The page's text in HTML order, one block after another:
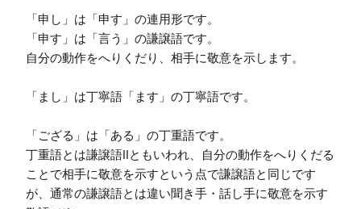
「申し」は「申す」の連用形です。
「申す」は「言う」の謙譲語です。
自分の動作をへりくだり、相手に敬意を示します。
「まし」は丁寧語「ます」の丁寧語です。
「ござる」は「ある」の丁重語です。
丁重語とは謙譲語Ⅱともいわれ、自分の動作をへりくだる
ことで相手に敬意を示すという点で謙譲語と同じです
が、通常の謙譲語とは違い聞き手・話し手に敬意を示す